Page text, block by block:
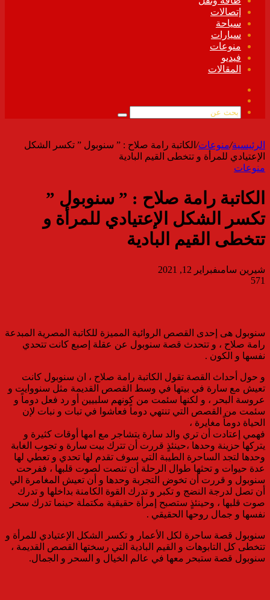
إتصالات
سياحة
سيارات
منوعات
فيديو
المقالات
الموقع
بحث
الرئيسية/منوعات/ الكاتبة رامة صلاح : ” سنوبول ” تكسر الشكل
الإعتيادي للمرأة و تتخطى القيم البادية
منوعات
الكاتبة رامة صلاح : ” سنوبول ”
تكسر الشكل الإعتيادي للمرأة و
تتخطى القيم البادية
شيرين سامىفبراير 12, 2021
571
سنوبول هى إحدى القصص الروائية المميزة للكاتبة المصرية المبدعة
رامة صلاح ، و تتحدث قصة سنوبول عن عقلة إصبع كانت تتحدي
نفسها و الكون .
و حول أحداث القصة تقول الكاتبة رامة صلاح ، ان سنوبول كانت
تعيش مع سارة في بيتها في وسط القصص القديمة مثل سنووايت و
عروسة البحر ، و لكنها سئمت من كونهم سلبيين أو رد فعل دوماً و
سئمت من القصص التي تنتهي دوماً فعاشوا في تبات و نبات لإن
الحياة دوماً مغايرة ،
فهمي إعتادت أن تري والد سارة يتشاجر مع امها أوقات كثيرة و
يتركها حزينة وحدها ،حينئذٍ قررت أن تترك بيت سارة و تجوب الغابة
وحدها لتجد الساحرة الطيبة التي سوف تقدم لها تحدي و تعطي لها
عدة حيوات و تحثها طوال الرحلة أن تنصت لصوت قلبها ، ففرحت
سنوبول و قررت أن تخوض التجربة وحدها و أن تعيش المغامرة الي
أن تصل لدرجة النضج و تكبر و تدرك القوة الكامنة بداخلها و تدرك
صوت قلبها ، وحينئذٍ ستصبح إمرأة حقيقية مكتملة حينما تدرك سحر
نفسها و جمال روحها الحقيقي .
سنوبول قصة ساحرة لكل الأعمار و تكسر الشكل الإعتيادي للمرأة و
تتخطى كل التابوهات و القيم البادية التي رسختها القصص القديمة ،
سنوبول قصة ستبحر معها في عالم الخيال و السحر و الجمال.